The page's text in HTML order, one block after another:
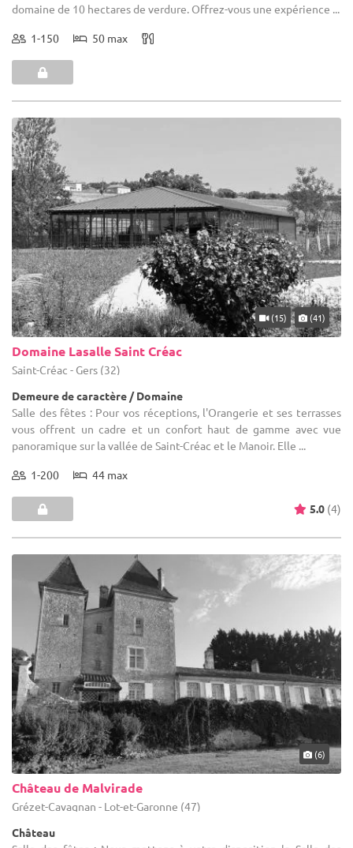
domaine de 10 hectares de verdure. Offrez-vous une expérience ...
1-150 50 max
(15) (41)
Domaine Lasalle Saint Créac
Saint-Créac - Gers (32)
Demeure de caractère / Domaine
Salle des fêtes : Pour vos réceptions, l'Orangerie et ses terrasses
vous offrent un cadre et un confort haut de gamme avec vue
panoramique sur la vallée de Saint-Créac et le Manoir. Elle ...
1-200 44 max
5.0 (4)
(6)
Château de Malvirade
Grézet-Cavagnan - Lot-et-Garonne (47)
Château